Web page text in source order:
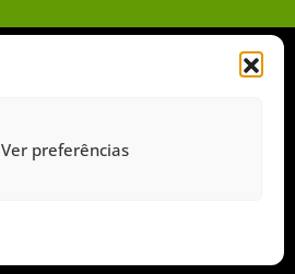
Ver preferências